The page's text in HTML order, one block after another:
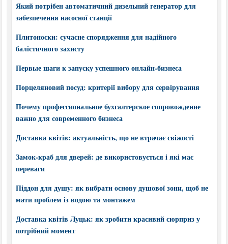
Який потрібен автоматичний дизельний генератор для
забезпечення насосної станції
Плитоноски: сучасне спорядження для надійного
балістичного захисту
Первые шаги к запуску успешного онлайн-бизнеса
Порцеляновий посуд: критерії вибору для сервірування
Почему профессиональное бухгалтерское сопровождение
важно для современного бизнеса
Доставка квітів: актуальність, що не втрачає свіжості
Замок-краб для дверей: де використовується і які має
переваги
Піддон для душу: як вибрати основу душової зони, щоб не
мати проблем із водою та монтажем
Доставка квітів Луцьк: як зробити красивий сюрприз у
потрібний момент